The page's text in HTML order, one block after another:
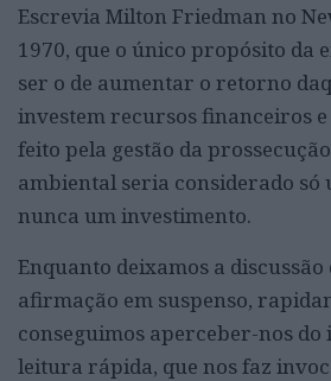
Escrevia Milton Friedman no
1970, que o único propósito da
ser o de aumentar o retorno
investem recursos financeiros
feito pela gestão da
ambiental seria considerado só
nunca um investimento.
Enquanto deixamos a
afirmação em suspenso,
conseguimos aperceber-nos do
leitura rápida, que nos faz